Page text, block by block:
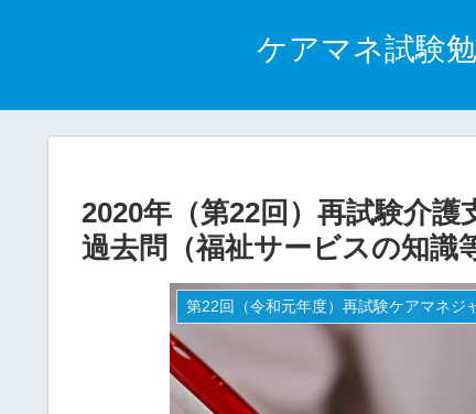
ケアマネ試験
2020年（第22回）再試験介
過去問（福祉サービスの知識